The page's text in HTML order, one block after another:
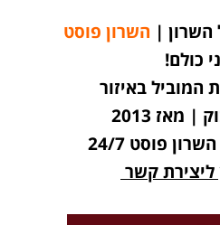
| השרון פוסט
כולם!
באיזור
מאז 2013
פוסט 24/7
ליצירת קשר